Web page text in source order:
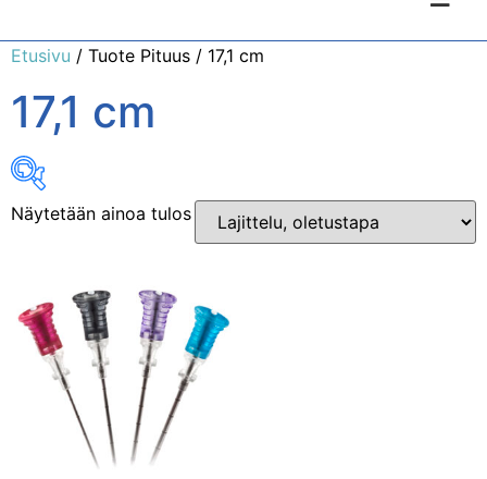
Etusivu / Tuote Pituus / 17,1 cm
17,1 cm
Erikoissairaanhoito
Näytetään ainoa tulos